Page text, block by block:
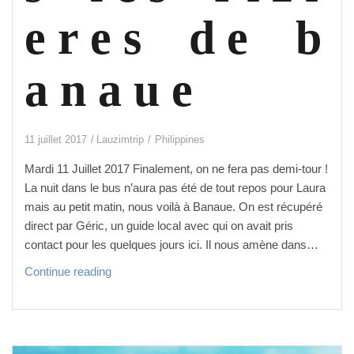
e r e s d e b
a n a u e
11 juillet 2017 Lauzimtrip Philippines
Mardi 11 Juillet 2017 Finalement, on ne fera pas demi-tour !
La nuit dans le bus n’aura pas été de tout repos pour Laura
mais au petit matin, nous voilà à Banaue. On est récupéré
direct par Géric, un guide local avec qui on avait pris
contact pour les quelques jours ici. Il nous amène dans…
Continue readingA t
a
e